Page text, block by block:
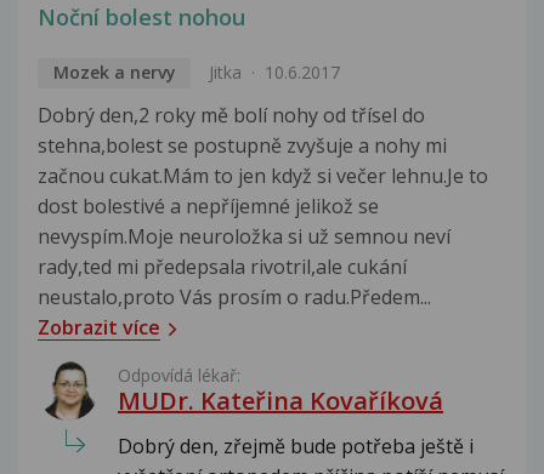
Noční bolest nohou
Mozek a nervy Jitka 10.6.2017
Dobrý den,2 roky mě bolí nohy od třísel do
stehna,bolest se postupně zvyšuje a nohy mi
začnou cukat.Mám to jen když si večer lehnu.Je to
dost bolestivé a nepříjemné jelikož se
nevyspím.Moje neuroložka si už semnou neví
rady,ted mi předepsala rivotril,ale cukání
neustalo,proto Vás prosím o radu.Předem...
Zobrazit více
Odpovídá lékař:
MUDr. Kateřina Kovaříková
Dobrý den, zřejmě bude potřeba ještě i